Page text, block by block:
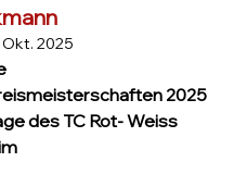
Okt. 2025
2025
des TC Rot- Weiss